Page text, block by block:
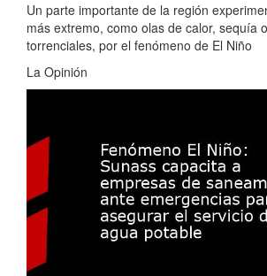
Un parte importante de la región
más extremo, como olas de calor, sequía
torrenciales, por el fenómeno de El Niño
La Opinión